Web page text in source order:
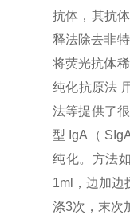
抗体，其抗
释法除去非
将荧光抗体
纯化抗原法
法等提供了
型 IgA（
纯化。方法
1ml，边加边
涤3次，末次